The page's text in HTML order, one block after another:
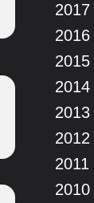
2017
2016
2015
2014
2013
2012
2011
2010